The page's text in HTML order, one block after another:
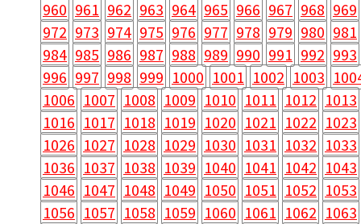
960 961 962 963 964 965 966 967 968 969
972 973 974 975 976 977 978 979 980 981
984 985 986 987 988 989 990 991 992 993
996 997 998 999 1000 1001 1002 1003
1006 1007 1008 1009 1010 1011 1012 1013
1016 1017 1018 1019 1020 1021 1022 1023
1026 1027 1028 1029 1030 1031 1032 1033
1036 1037 1038 1039 1040 1041 1042 1043
1046 1047 1048 1049 1050 1051 1052 1053
1056 1057 1058 1059 1060 1061 1062 1063